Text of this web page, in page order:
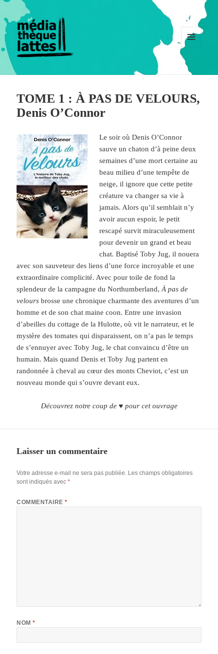
MENU
WIDGETS
TOME 1 : À PAS DE VELOURS,
Denis O’Connor
Le soir où Denis O’Connor
sauve un chaton d’à peine deux
semaines d’une mort certaine au
beau milieu d’une tempête de
neige, il ignore que cette petite
créature va changer sa vie à
jamais. Alors qu’il semblait n’y
avoir aucun espoir, le petit
rescapé survit miraculeusement
pour devenir un grand et beau
chat. Baptisé Toby Jug, il nouera
avec son sauveteur des liens d’une force incroyable et une
extraordinaire complicité. Avec pour toile defond la
splendeur de la campagne du Northumberland,À pas de
velours brosse une chronique charmante des aventures d’un
homme et de son chat maine coon. Entre une invasion
d’abeilles du cottage de la Hulotte, où vit le narrateur, et le
mystère des tomates qui disparaissent, on n’a pas le temps
de s’ennuyer avec Toby Jug, le chat convaincu d’être un
humain. Mais quand Denis et Toby Jug partent en
randonnée à cheval au cœur des monts Cheviot, c’est un
nouveau monde qui s’ouvre devant eux.
Découvrez notre coup de ♥ pour cet ouvrage
Laisser un commentaire
Votre adresse e-mail ne sera pas publiée. Les champs obligatoires
sont indiqués avec*
COMMENTAIRE*
NOM*